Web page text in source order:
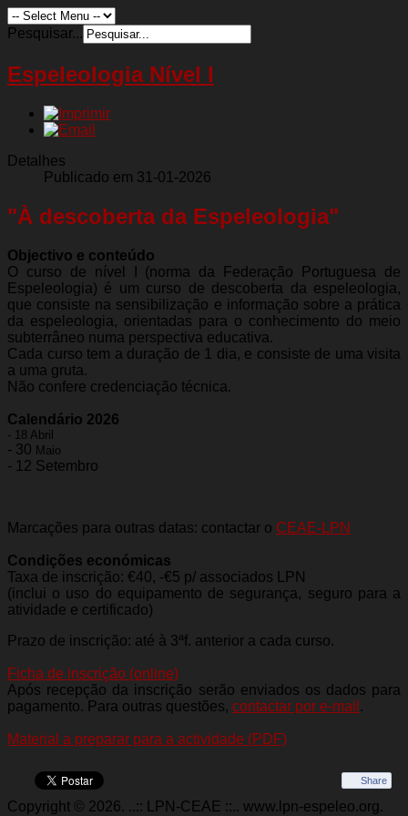
Pesquisar...
Espeleologia Nível I
Detalhes
Publicado em 31-01-2026
"À descoberta da Espeleologia"
Objectivo e conteúdo
O curso de nível I (norma da Federação Portuguesa de
Espeleologia) é um curso de descoberta da espeleologia,
que consiste na sensibilização e informação sobre a prática
da espeleologia, orientadas para o conhecimento do meio
subterrâneo numa perspectiva educativa.
Cada curso tem a duração de 1 dia, e consiste de uma visita
a uma gruta.
Não confere credenciação técnica.
Calendário 2026
- 18 Abril
- ⁠30 Maio
- ⁠12 Setembro
Marcações para outras datas: contactar o CEAE-LPN
Condições económicas
Taxa de inscrição: €40, -€5 p/ associados LPN
(inclui o uso do equipamento de segurança, seguro para a
atividade e certificado)
Prazo de inscrição: até à 3ªf. anterior a cada curso.
Ficha de inscrição (online)
Após recepção da inscrição serão enviados os dados para
pagamento. Para outras questões, contactar por e-mail .
Material a preparar para a actividade (PDF)
Share
Copyright © 2026. ..:: LPN-CEAE ::.. www.lpn-espeleo.org.